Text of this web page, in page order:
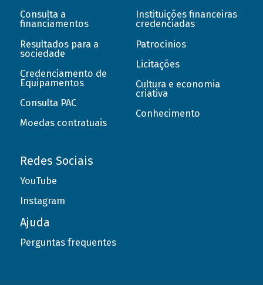
Consulta a
financiamentos
Resultados para a
sociedade
Credenciamento de
Equipamentos
Consulta PAC
Moedas contratuais
Instituições financeiras
credenciadas
Patrocínios
Licitações
Cultura e economia
criativa
Conhecimento
Redes Sociais
YouTube
Instagram
Ajuda
Perguntas frequentes